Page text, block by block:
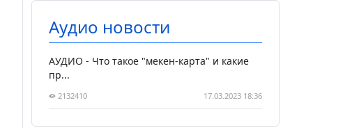
Аудио новости
АУДИО - Что такое "мекен-карта" и какие
пр...
2132410 17.03.2023 18:36